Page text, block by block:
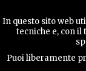
In questo sito web
tecniche e, con il
Puoi liberamente
TERRITORY